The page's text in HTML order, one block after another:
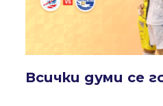
Всички думи се